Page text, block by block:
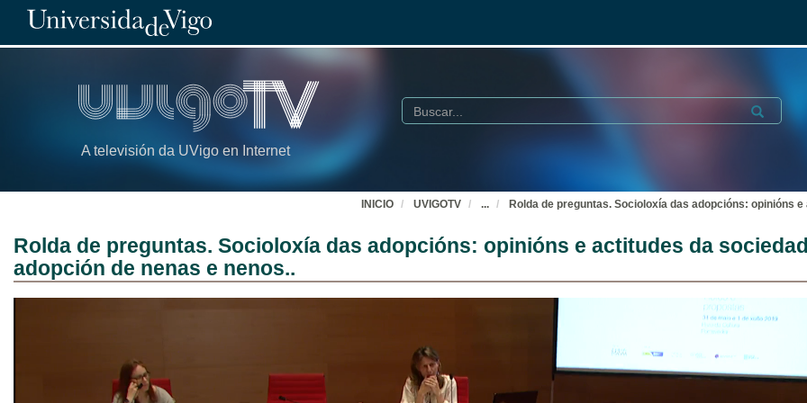
A televisión da UVigo en Internet
Buscar Submit
INICIO UVIGOTV ... Rolda de preguntas. Socioloxía das adopcións: opinións
Rolda de preguntas. Socioloxía das adopcións: opinións e actitudes da
adopción de nenas e nenos..